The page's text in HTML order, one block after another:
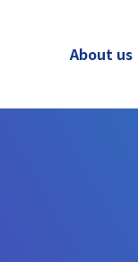
About us